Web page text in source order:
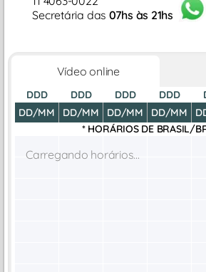
Secretária das 07hs às 21hs
Vídeo online
DDD
DD/MM
DDD
DD/MM
DDD
DD/MM
DDD
DD/MM
* HORÁRIOS DE BRASIL/
Carregando horários...